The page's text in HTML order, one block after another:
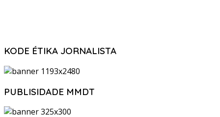
KODE ÉTIKA JORNALISTA
PUBLISIDADE MMDT